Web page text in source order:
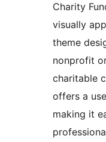
Charity
visually
theme
nonprofit
charitable
offers a
making it